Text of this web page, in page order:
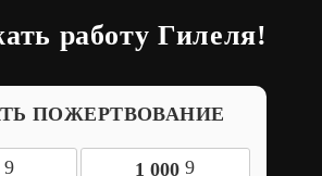
работу Гилеля!
ПОЖЕРТВОВАНИЕ
9 1 000 9